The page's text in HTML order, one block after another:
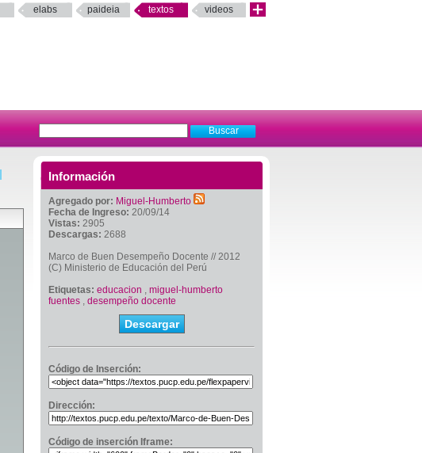
elabs paideia textos videos
Información
Agregado por: Miguel-Humberto
Fecha de Ingreso: 20/09/14
Vistas: 2905
Descargas: 2688
Marco de Buen Desempeño Docente // 2012
(C) Ministerio de Educación del Perú
Etiquetas: educacion , miguel-humberto
fuentes , desempeño docente
Descargar
Código de Inserción:
Dirección:
Código de inserción Iframe: